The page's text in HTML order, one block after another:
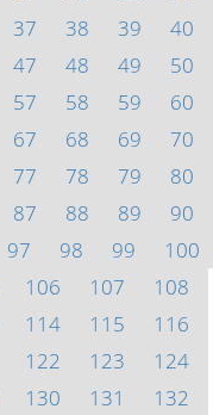
37 38 39
40
47 48 49
50
57 58 59
60
67 68 69
70
77 78 79
80
87 88 89
90
97 98 99
100
106 107
108
114 115
116
122 123
124
130 131
132